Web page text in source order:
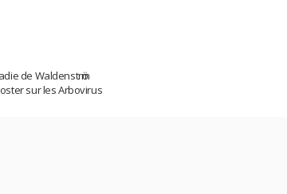
de Waldenstrӧm
sur les Arbovirus